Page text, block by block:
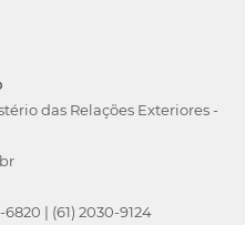
das Relações Exteriores -
6820 | (61) 2030-9124